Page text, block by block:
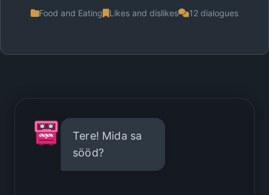
Food and Eating Likes and dislikes 12 dialogues
Tere! Mida sa
sööd?